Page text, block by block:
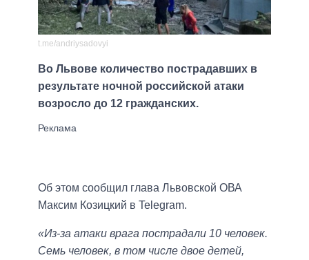
t.me/andriysadovyi
Во Львове количество пострадавших в
результате ночной российской атаки
возросло до 12 гражданских.
Об этом сообщил глава Львовской ОВА
Максим Козицкий в Telegram.
«Из-за атаки врага пострадали 10 человек.
Семь человек, в том числе двое детей,